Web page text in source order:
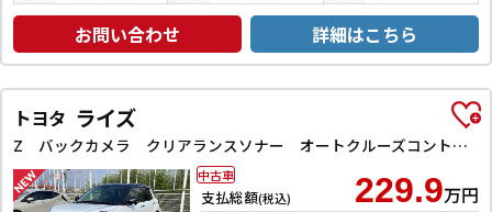
お問い合わせ 詳細はこちら
トヨタ ライズ
Z バックカメラ クリアランスソナー オートクルーズコントロール レーンアシスト 衝突被害軽減システム TV LEDヘッドランプ アルミホイール スマートキー アイドリングストップ 電動格納ミラー
支払総額(税込) 229.9万円
中古車